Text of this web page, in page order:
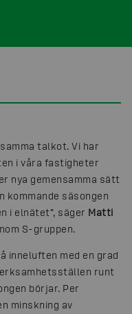
talkot. Vi har
i våra fastigheter
nya gemensamma sätt
säsongen
i elnätet”, säger Matti
S-gruppen.
inneluften med en grad
runt
börjar. Per
minskning av